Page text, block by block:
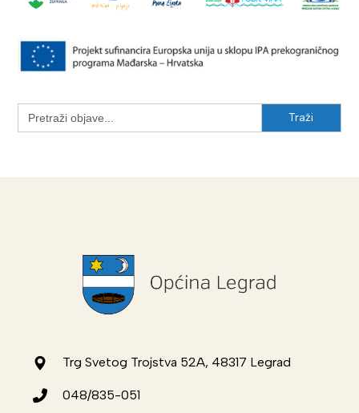
Search
for:
Trg Svetog Trojstva 52A, 48317 Legrad
048/835-051